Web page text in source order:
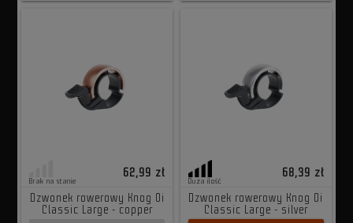
Brak na stanie
62,99 zł
Dzwonek rowerowy Knog Oi
Classic Large - copper
Duża ilość
68,39 zł
Dzwonek rowerowy Knog Oi
Classic Large - silver